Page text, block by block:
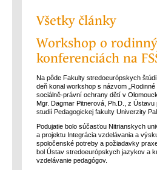
Všetky články
Workshop o
konferenciách na
Na pôde Fakulty stredoeurópskych
deň konal workshop s názvom
sociálně-právní ochrany dětí v
Mgr. Dagmar Pitnerová, Ph.D., z
studií Pedagogickej fakulty Univerzity
Podujatie bolo súčasťou Nitrianskych
a projektu Integrácia vzdelávania a
spoločenské potreby a požiadavky
bol Ústav stredoeurópskych jazykov a
vzdelávanie pedagógov.